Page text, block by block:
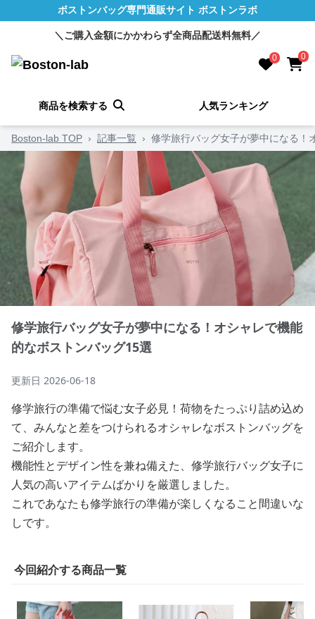
ボストンバッグ専門通販サイト ボストンラボ
＼ご購入金額にかかわらず全商品配送料無料／
0 0
商品を検索する 人気ランキング
Boston-lab TOP › 記事一覧 › 修学旅行バッグ女子が夢中になる！
修学旅行バッグ女子が夢中になる！オシャレで機能
的なボストンバッグ15選
更新日 2026-06-18
修学旅行の準備で悩む女子必見！荷物をたっぷり詰め込め
て、みんなと差をつけられるオシャレなボストンバッグを
ご紹介します。
機能性とデザイン性を兼ね備えた、修学旅行バッグ女子に
人気の高いアイテムばかりを厳選しました。
これであなたも修学旅行の準備が楽しくなること間違いな
しです。
今回紹介する商品一覧